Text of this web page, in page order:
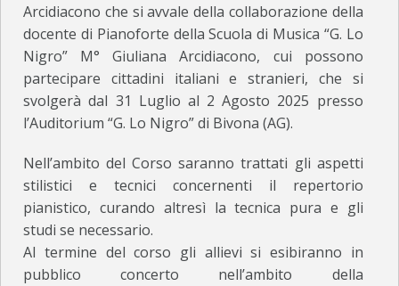
ELENCO DOCENTI
CONVENZIONI
CALENDARIO
DOWNLOAD
FOTO
BANDA “G. VERDI”
EVENTI
ORGANICO
Arcidiacono che si avvale della collaborazione della
docente di Pianoforte della Scuola di Musica “G. Lo
Nigro” M° Giuliana Arcidiacono, cui possono
partecipare cittadini italiani e stranieri, che si
svolgerà dal 31 Luglio al 2 Agosto 2025 presso
l’Auditorium “G. Lo Nigro” di Bivona (AG).​
Nell’ambito del Corso saranno trattati gli aspetti
stilistici e tecnici concernenti il repertorio
pianistico, curando altresì la tecnica pura e gli
studi se necessario.
Al termine del corso gli allievi si esibiranno in
pubblico concerto nell’ambito della